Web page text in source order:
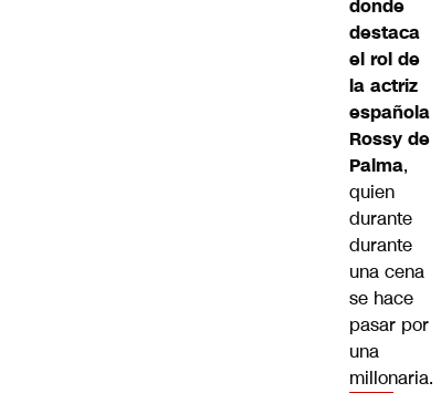
donde
destaca
el rol de
la actriz
española
Rossy de
Palma,
quien
durante
durante
una cena
se hace
pasar por
una
millonaria.